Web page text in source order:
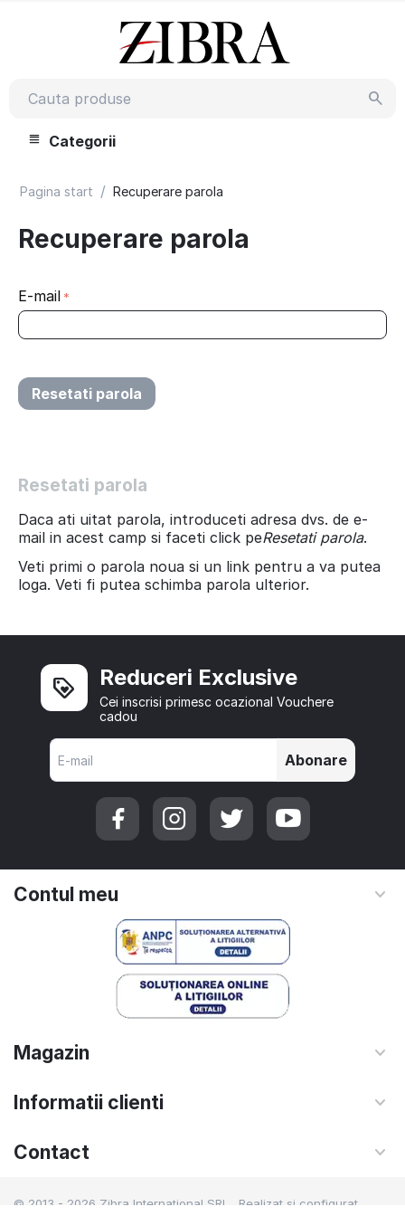
Categorii
Pagina start / Recuperare parola
Recuperare parola
E-mail
Resetati parola
Resetati parola
Daca ati uitat parola, introduceti adresa dvs. de e-
mail in acest camp si faceti click peResetati parola.
Veti primi o parola noua si un link pentru a va putea
loga. Veti fi putea schimba parola ulterior.
Reduceri Exclusive
Cei inscrisi primesc ocazional Vouchere
cadou
Abonare
Contul meu
Magazin
Informatii clienti
Contact
© 2013 - 2026 Zibra International SRL. Realizat si configurat